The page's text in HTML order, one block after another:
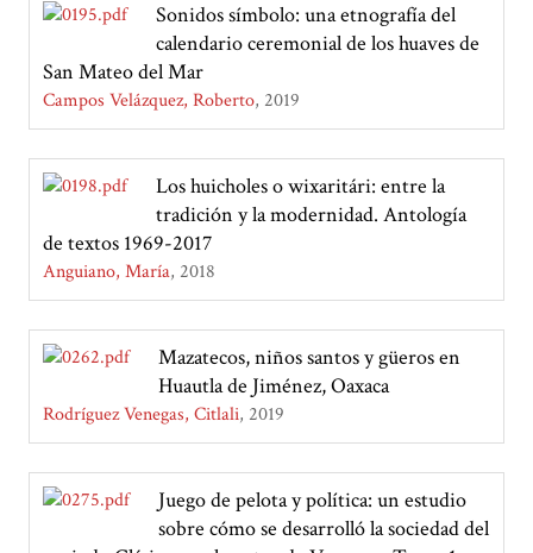
Sonidos símbolo: una etnografía del
calendario ceremonial de los huaves de
San Mateo del Mar
Campos Velázquez, Roberto 2019
Los huicholes o wixaritári: entre la
tradición y la modernidad. Antología
de textos 1969-2017
Anguiano, María 2018
Mazatecos, niños santos y güeros en
Huautla de Jiménez, Oaxaca
Rodríguez Venegas, Citlali 2019
Juego de pelota y política: un estudio
sobre cómo se desarrolló la sociedad del